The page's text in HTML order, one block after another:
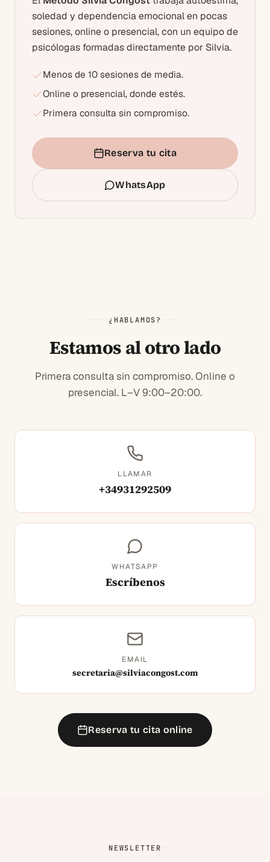
soledad y dependencia emocional en pocas
sesiones, online o presencial, con un equipo de
psicólogas formadas directamente por Silvia.
Menos de 10 sesiones de media.
Online o presencial, donde estés.
Primera consulta sin compromiso.
Reserva tu cita
WhatsApp
¿HABLAMOS?
Estamos al otro lado
Primera consulta sin compromiso. Online o
presencial. L–V 9:00–20:00.
LLAMAR
+34931292509
WHATSAPP
Escríbenos
EMAIL
secretaria@silviacongost.com
Reserva tu cita online
NEWSLETTER